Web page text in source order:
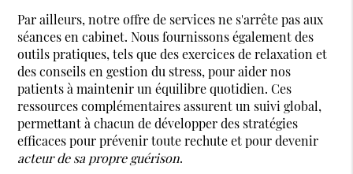
Par ailleurs, notre offre de services ne s'arrête pas aux
séances en cabinet. Nous fournissons également des
outils pratiques, tels que des exercices de relaxation et
des conseils en gestion du stress, pour aider nos
patients à maintenir un équilibre quotidien. Ces
ressources complémentaires assurent un suivi global,
permettant à chacun de développer des stratégies
efficaces pour prévenir toute rechute et pour devenir
acteur de sa propre guérison.